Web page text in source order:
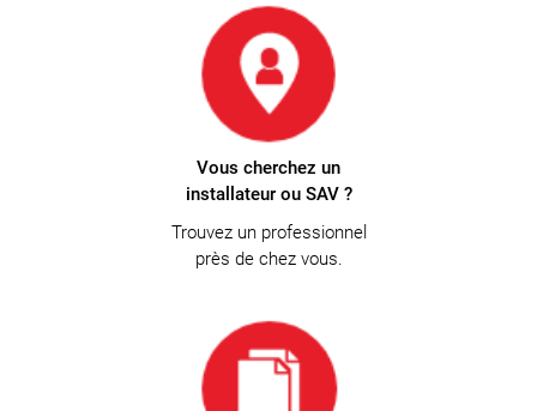
Vous cherchez un
installateur ou SAV ?
Trouvez un professionnel
près de chez vous.